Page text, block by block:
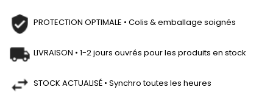
PROTECTION OPTIMALE • Colis & emballage soignés
LIVRAISON • 1-2 jours ouvrés pour les produits en stock
STOCK ACTUALISÉ • Synchro toutes les heures